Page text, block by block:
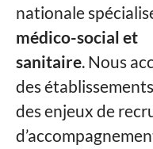
nationale
médico-social et
sanitaire. Nous
des
des enjeux de